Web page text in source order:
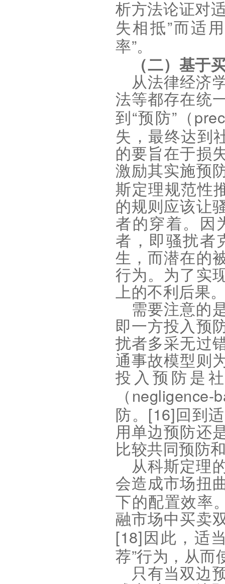
析方法论证对
失相抵”而适用
率”。
（二）基于
从法律经济
法等都存在统
到 “预防” （
失，最终达到
的要旨在于损
激励其实施预
斯定理规范性
的规则应该让
者的穿着。因
者，即骚扰者
生，而潜在的
行为。为了实
上的不利后果
需要注意的
即一方投入预
扰者多采无过
通事故模型则
投入预防是
（ negligence-
防。 [16] 回到
用单边预防还
比较共同预防
从科斯定理
会造成市场扭
下的配置效率
融市场中买卖
[18] 因此，适
荐”行为，从而
只有当双边